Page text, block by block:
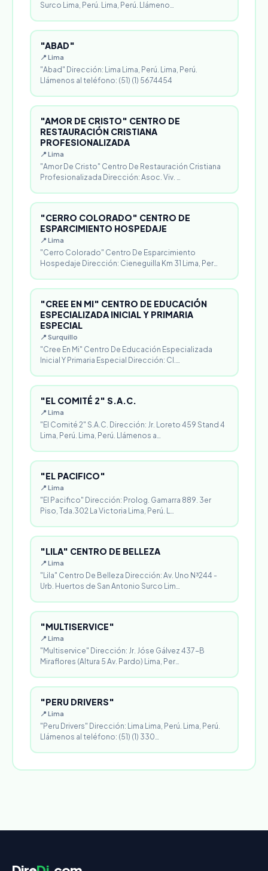
Surco Lima, Perú. Lima, Perú. Llámeno…
"ABAD"
📍 Lima
"Abad" Dirección: Lima Lima, Perú. Lima, Perú.
Llámenos al teléfono: (51) (1) 5674454
"AMOR DE CRISTO" CENTRO DE
RESTAURACIÓN CRISTIANA
PROFESIONALIZADA
📍 Lima
"Amor De Cristo" Centro De Restauración Cristiana
Profesionalizada Dirección: Asoc. Viv. …
"CERRO COLORADO" CENTRO DE
ESPARCIMIENTO HOSPEDAJE
📍 Lima
"Cerro Colorado" Centro De Esparcimiento
Hospedaje Dirección: Cieneguilla Km 31 Lima, Per…
"CREE EN MI" CENTRO DE EDUCACIÓN
ESPECIALIZADA INICIAL Y PRIMARIA
ESPECIAL
📍 Surquillo
"Cree En Mi" Centro De Educación Especializada
Inicial Y Primaria Especial Dirección: Cl.…
"EL COMITÉ 2" S.A.C.
📍 Lima
"El Comité 2" S.A.C. Dirección: Jr. Loreto 459 Stand 4
Lima, Perú. Lima, Perú. Llámenos a…
"EL PACIFICO"
📍 Lima
"El Pacifico" Dirección: Prolog. Gamarra 889. 3er
Piso, Tda.302 La Victoria Lima, Perú. L…
"LILA" CENTRO DE BELLEZA
📍 Lima
"Lila" Centro De Belleza Dirección: Av. Uno N³244 -
Urb. Huertos de San Antonio Surco Lim…
"MULTISERVICE"
📍 Lima
"Multiservice" Dirección: Jr. Jóse Gálvez 437-B
Miraflores (Altura 5 Av. Pardo) Lima, Per…
"PERU DRIVERS"
📍 Lima
"Peru Drivers" Dirección: Lima Lima, Perú. Lima, Perú.
Llámenos al teléfono: (51) (1) 330…